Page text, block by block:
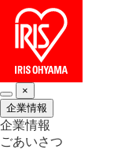
×
企業情報
企業情報
ごあいさつ